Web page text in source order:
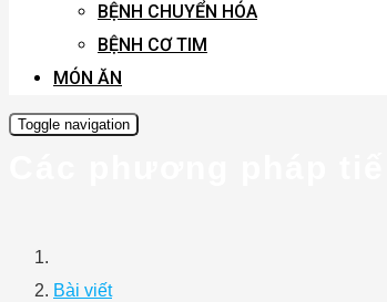
BỆNH CHUYỂN HÓA
BỆNH CƠ TIM
MÓN ĂN
Toggle navigation
Bài viết